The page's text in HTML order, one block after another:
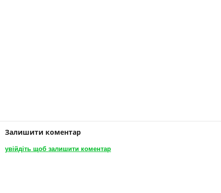
Залишити коментар
увійдіть щоб залишити коментар